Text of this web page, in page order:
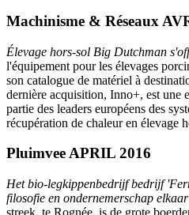
Machinisme & Réseaux
Élevage hors-sol Big Dutchman
l'équipement pour les élevages
son catalogue de matériel à
dernière acquisition, Inno+, est une
partie des leaders européens des
récupération de chaleur en élevage
Pluimvee APRIL 2016
Het bio-legkippenbedrijf bedrijf
filosofie en ondernemerschap
streek, te Rognée, is de grote